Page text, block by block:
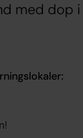
med dop